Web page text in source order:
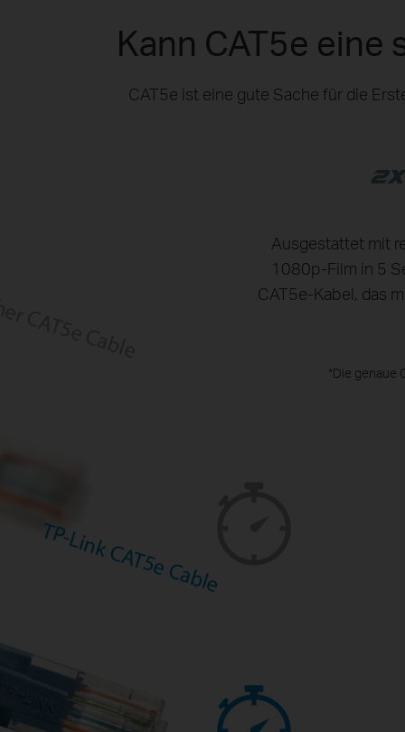
Kann CAT5e
CAT5e ist eine gute Sache für die
Ausgestattet mit
1080p-Film in 5
CAT5e-Kabel, das
*Die genaue